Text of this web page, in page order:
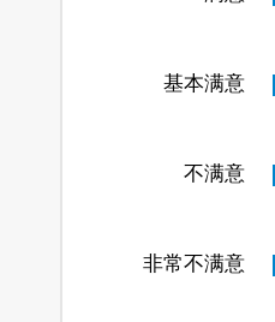
基本满意
不满意
非常不满意